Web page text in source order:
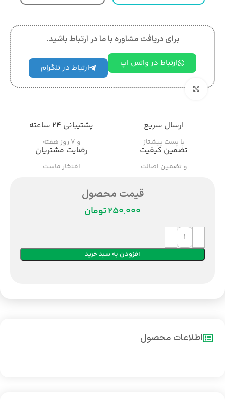
برای دریافت مشاوره با ما در ارتباط باشید.
ارتباط در واتس اپ ارتباط در تلگرام
بزرگنمایی تصویر
ارسال سریع
با پست پیشتاز
پشتیبانی ۲۴ ساعته
و ۷ روز هفته
تضمین کیفیت
و تضمین اصالت
رضایت مشتریان
افتخار ماست
قیمت محصول
تومان
افزودن به سبد خرید
اطلاعات محصول